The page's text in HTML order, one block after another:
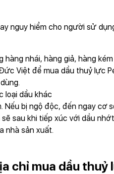
nguy hiểm cho người sử
hàng nhái, hàng giả, hàng
Việt để mua dầu thuỷ lực
loại dầu khác
Nếu bị ngộ độc, đến ngay cơ
sau khi tiếp xúc với dầu
nhà sản xuất.
chỉ mua dầu